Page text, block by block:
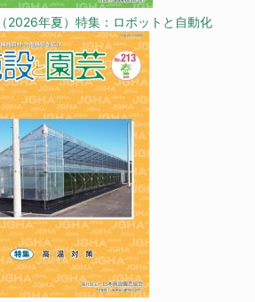
2026年夏）特集：ロボットと自動化